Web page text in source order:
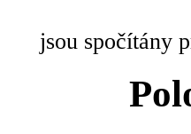
jsou spočítány